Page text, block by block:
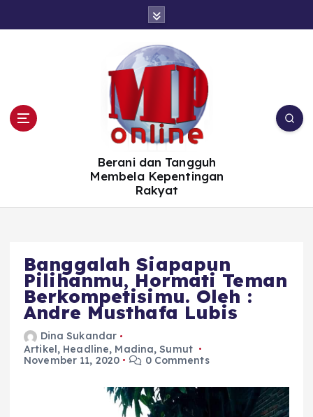
Berani dan Tangguh
Membela Kepentingan
Rakyat
Banggalah Siapapun
Pilihanmu, Hormati Teman
Berkompetisimu. Oleh :
Andre Musthafa Lubis
Dina Sukandar
Artikel, Headline, Madina,Sumut
November 11, 2020
0 Comments